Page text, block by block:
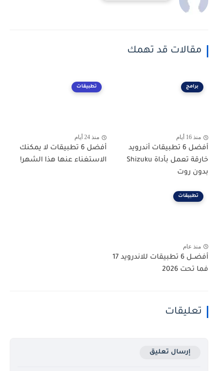
مقالات قد تهمك
برامج
منذ 16 أيام
أفضل 6 تطبيقات أندرويد
خارقة تعمل بأداة Shizuku
بدون روت
تطبيقات
منذ 24 أيام
أفضل 6 تطبيقات لا يمكنك
الاستغناء عنها هذا الشهر!
تطبيقات
منذ عام
أفضــل 6 تطبيقات للاندرويد 17
فما تحت 2026
تعليقات
إرسال تعليق